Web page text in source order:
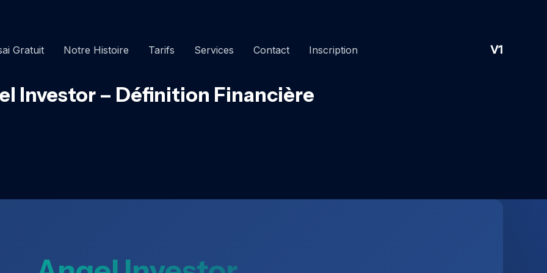
Gratuit Notre Histoire Tarifs Services Contact Inscription V1
Investor – Définition Financière